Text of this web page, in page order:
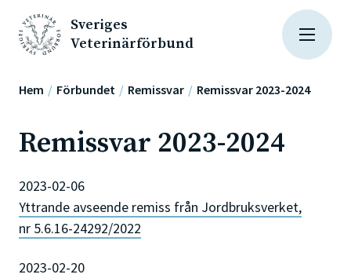
Sveriges
Veterinärförbund
Hem Förbundet Remissvar Remissvar 2023-2024
Remissvar 2023-2024
2023-02-06
Yttrande avseende remiss från Jordbruksverket,
nr 5.6.16-24292/2022
2023-02-20